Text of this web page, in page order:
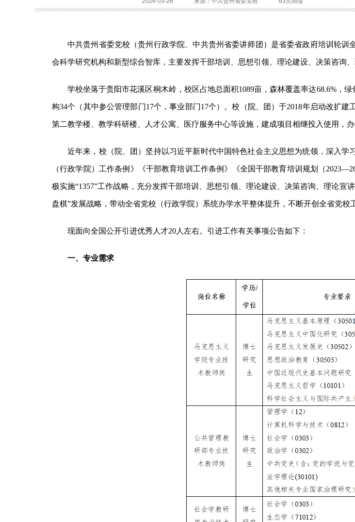
中共贵州省委党校（贵州行政学院、中共贵州省委讲师团）是省委省政府培训轮
会科学研究机构和新型综合智库，主要发挥干部培训、思想引领、理论建设、决策咨询、
学校坐落于贵阳市花溪区桐木岭，校区占地总面积1089亩，森林覆盖率达68.6%，
构34个（其中参公管理部门17个，事业部门17个）。校（院、团）于2018年启动改扩
第二教学楼、教学科研楼、人才公寓、医疗服务中心等设施，建成项目相继投入使用，
近年来，校（院、团）坚持以习近平新时代中国特色社会主义思想为统领，深入
（行政学院）工作条例》《干部教育培训工作条例》《全国干部教育培训规划（
极实施“1357”工作战略，充分发挥干部培训、思想引领、理论建设、决策咨询、理论
盘棋”发展战略，带动全省党校（行政学院）系统办学水平整体提升，不断开创全省党校
现面向全国公开引进优秀人才20人左右。引进工作有关事项公告如下：
一、专业需求